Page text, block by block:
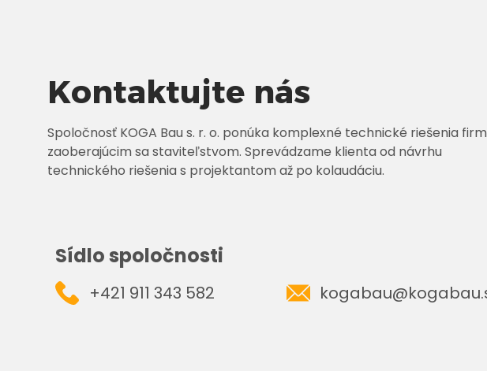
Kontaktujte nás
Spoločnosť KOGA Bau s. r. o. ponúka komplexné technické riešenia
zaoberajúcim sa staviteľstvom. Sprevádzame klienta od návrhu
technického riešenia s projektantom až po kolaudáciu.
Sídlo spoločnosti
+421 911 343 582